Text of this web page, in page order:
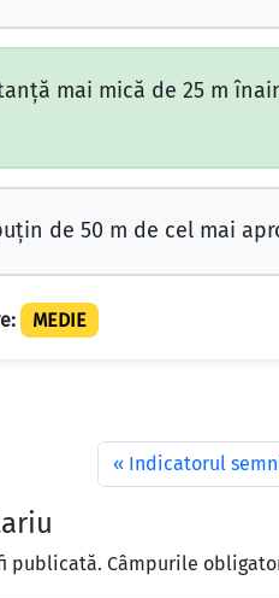
mai mică de 25 m
de 50 m de cel mai
MEDIE
Indicatorul
publicată. Câmpurile